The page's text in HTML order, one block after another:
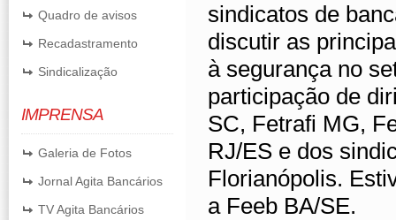
Quadro de avisos
Recadastramento
Sindicalização
IMPRENSA
Galeria de Fotos
Jornal Agita Bancários
TV Agita Bancários
sindicatos de
discutir as
à segurança no
participação de
SC, Fetrafi MG,
RJ/ES e dos
Florianópolis.
a Feeb BA/SE.